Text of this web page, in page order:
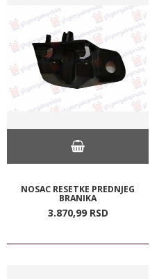
NOSAC RESETKE PREDNJEG
BRANIKA
3.870,99 RSD